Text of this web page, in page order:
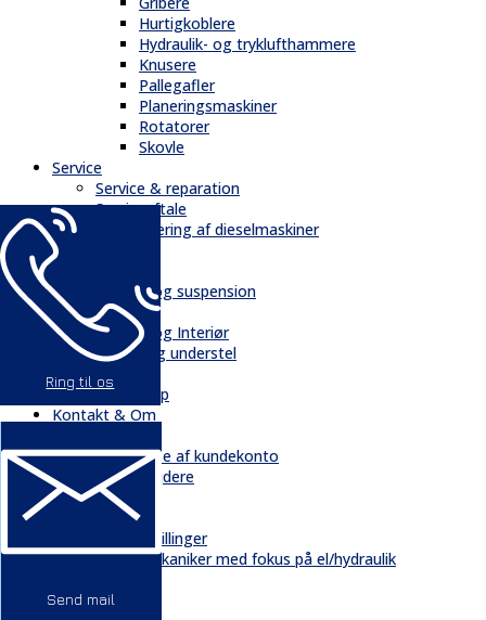
Ring til os
Send mail
Hurtigkoblere
Hydraulik- og tryklufthammere
Knusere
Pallegafler
Planeringsmaskiner
Rotatorer
Skovle
Service
Service & reparation
Serviceaftale
Elektrificering af dieselmaskiner
Reservedele
Chassis og suspension
Hydraulik
Kabiner og Interiør
Kæder og understel
Quickshop
Kontakt & Om
Oprettelse af kundekonto
Medarbejdere
Profil
Historie
Ledige stillinger
Mekaniker med fokus på el/hydraulik
Nyheder